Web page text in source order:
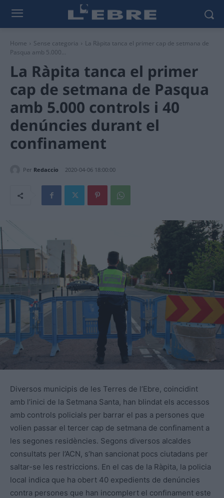
Home Sense categoria
La Ràpita tanca el primer cap de setmana de
Pasqua amb 5.000...
La Ràpita tanca el primer
cap de setmana de Pasqua
amb 5.000 controls i 40
denúncies durant el
confinament
Per Redaccio 2020-04-06 18:00:00
Diversos municipis de les Terres de l’Ebre, coincidint
amb l’inici de la Setmana Santa, han blindat els accessos
amb controls policials per barrar el pas a persones que
volien passar el tercer cap de setmana de confinament a
les segones residències. Segons diversos alcaldes
consultats per l’ACN, s’han sancionat pocs ciutadans per
saltar-se les restriccions. En el cas de la Ràpita, la policia
local indica que ha obert 40 expedients de denúncies
contra persones que han incomplert el confinament este